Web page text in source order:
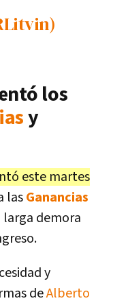
los
y
este martes
lasGanancias
larga demora
y
deAlberto